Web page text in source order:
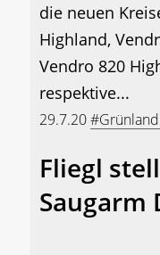
die neuen
Highland,
Vendro 820
respektive...
29.7.20
Fliegl
Saugarm